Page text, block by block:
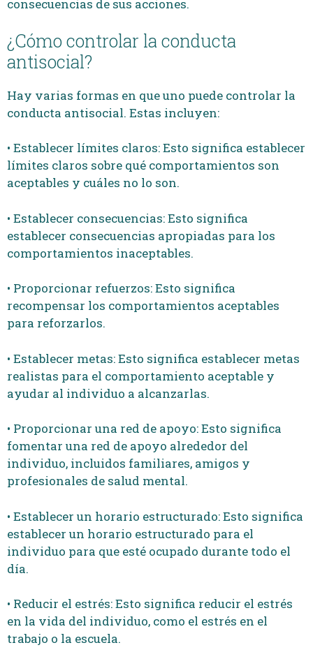
consecuencias de sus acciones.
¿Cómo controlar la conducta
antisocial?
Hay varias formas en que uno puede controlar la
conducta antisocial. Estas incluyen:
• Establecer límites claros: Esto significa establecer
límites claros sobre qué comportamientos son
aceptables y cuáles no lo son.
• Establecer consecuencias: Esto significa
establecer consecuencias apropiadas para los
comportamientos inaceptables.
• Proporcionar refuerzos: Esto significa
recompensar los comportamientos aceptables
para reforzarlos.
• Establecer metas: Esto significa establecer metas
realistas para el comportamiento aceptable y
ayudar al individuo a alcanzarlas.
• Proporcionar una red de apoyo: Esto significa
fomentar una red de apoyo alrededor del
individuo, incluidos familiares, amigos y
profesionales de salud mental.
• Establecer un horario estructurado: Esto significa
establecer un horario estructurado para el
individuo para que esté ocupado durante todo el
día.
• Reducir el estrés: Esto significa reducir el estrés
en la vida del individuo, como el estrés en el
trabajo o la escuela.